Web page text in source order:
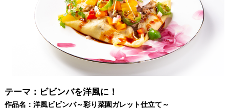
テーマ：ビビンバを洋風に！
作品名：洋風ビビンバ～彩り菜園ガレット仕立て～